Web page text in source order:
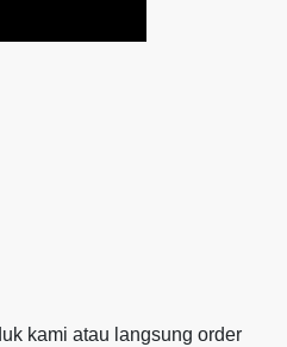
kami atau langsung order